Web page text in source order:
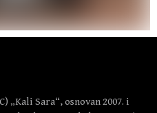
„Kali Sara“, osnovan 2007. i